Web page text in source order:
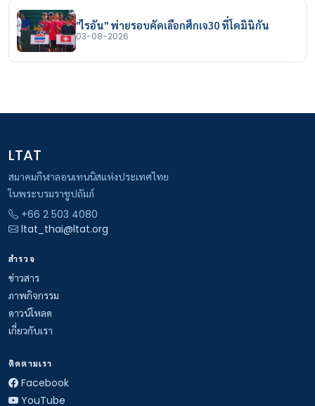
"ไรอัน" พ่ายรอบคัดเลือกศึกเจ30 ที่โดมินิกัน
03-08-2026
LTAT
สมาคมกีฬาลอนเทนนิสแห่งประเทศไทย
ในพระบรมราชูปถัมภ์
+66 2 503 4080
ltat_thai@ltat.org
สำรวจ
ข่าวสาร
ภาพกิจกรรม
ดาวน์โหลด
เกี่ยวกับเรา
ติดตามเรา
Facebook
YouTube